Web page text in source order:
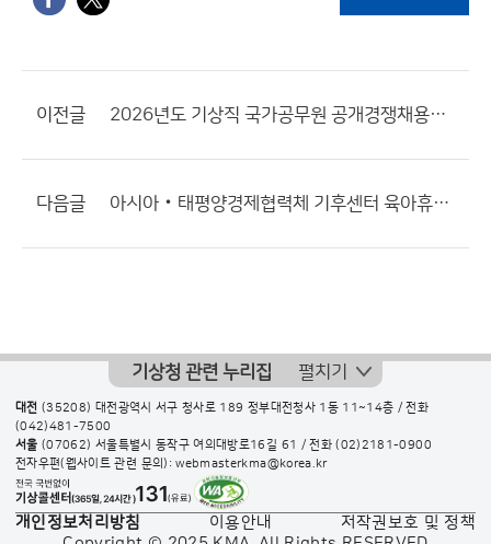
이전글 2026년도 기상직 국가공무원 공개경쟁채용시험 장애인 등 응시자 편의제공 안내
다음글 아시아‧태평양경제협력체 기후센터 육아휴직 대체(행정원) 채용공고
기상청 관련 누리집 펼치기
대전 (35208) 대전광역시 서구 청사로 189 정부대전청사 1동 11~14층 / 전화
(042)481-7500
서울 (07062) 서울특별시 동작구 여의대방로16길 61 / 전화(02)2181-0900
전자우편(웹사이트 관련 문의): webmasterkma@korea.kr
개인정보처리방침 이용안내
저작권보호 및 정책